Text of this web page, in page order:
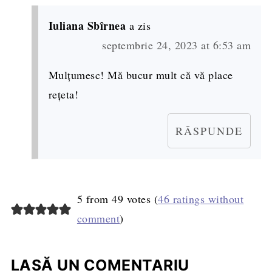
Iuliana Sbîrnea a zis
septembrie 24, 2023 at 6:53 am
Mulțumesc! Mă bucur mult că vă place
rețeta!
RĂSPUNDE
5 from 49 votes (46 ratings without
comment)
LASĂ UN COMENTARIU